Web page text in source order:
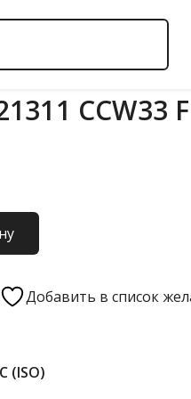
CCW33
Добавить в список
(ISO)